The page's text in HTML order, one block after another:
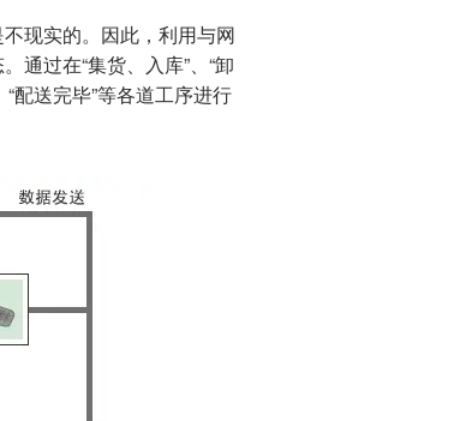
现实的。因此，利用与网
通过在“集货、入库”、“卸
“配送完毕”等各道工序进行